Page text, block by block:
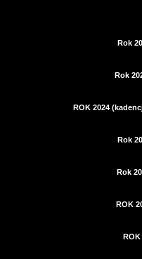
Rok
Rok
ROK 2024
Rok
Rok
ROK
ROK